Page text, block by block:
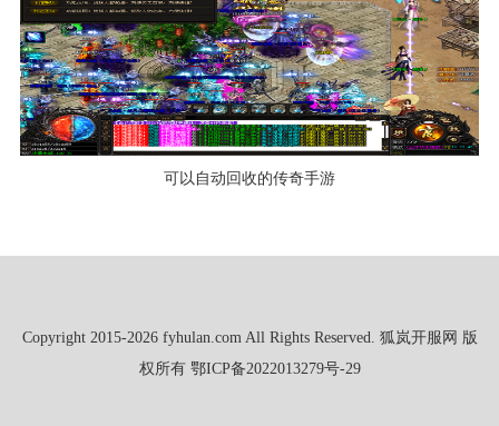
可以自动回收的传奇手游
Copyright 2015-2026 fyhulan.com All Rights Reserved. 狐岚开服网 版
权所有 鄂ICP备2022013279号-29